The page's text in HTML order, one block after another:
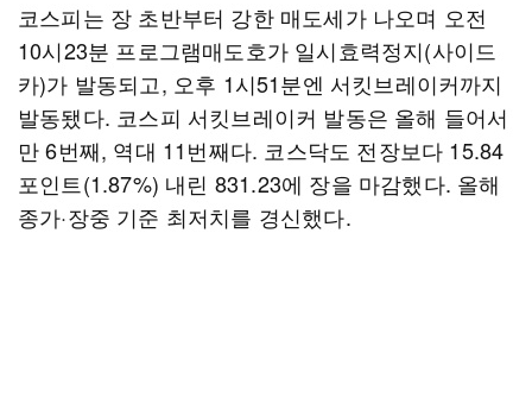
코스피는 장 초반부터 강한 매도세가 나오며 오전
10시23분 프로그램매도호가 일시효력정지(사이드
카)가 발동되고, 오후 1시51분엔 서킷브레이커까지
발동됐다. 코스피 서킷브레이커 발동은 올해 들어서
만 6번째, 역대 11번째다. 코스닥도 전장보다 15.84
포인트(1.87%) 내린 831.23에 장을 마감했다. 올해
종가·장중 기준 최저치를 경신했다.